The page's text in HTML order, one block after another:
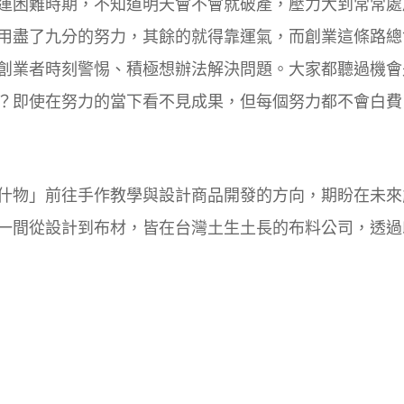
盡了九分的努力，其餘的就得靠運氣，而創業這條路
業者時刻警惕、積極想辦法解決問題。大家都聽過機
即使在努力的當下看不見成果，但每個努力都不會白
物」前往手作教學與設計商品開發的方向，期盼在未
間從設計到布材，皆在台灣土生土長的布料公司，透